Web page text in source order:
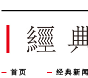
首页 经典新闻